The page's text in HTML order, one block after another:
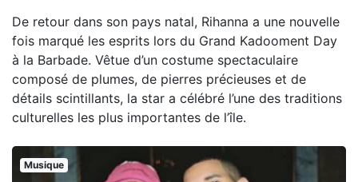
De retour dans son pays natal, Rihanna a une nouvelle
fois marqué les esprits lors du Grand Kadooment Day
à la Barbade. Vêtue d’un costume spectaculaire
composé de plumes, de pierres précieuses et de
détails scintillants, la star a célébré l’une des traditions
culturelles les plus importantes de l’île.
Musique